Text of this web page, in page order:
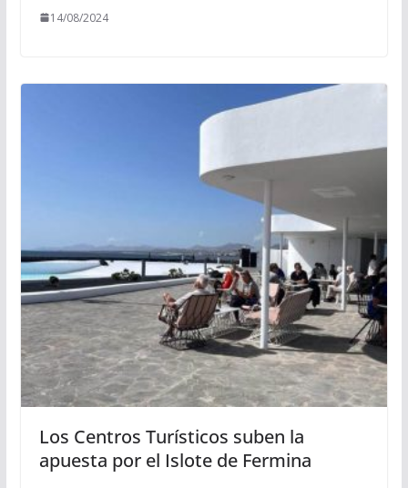
14/08/2024
Los Centros Turísticos suben la
apuesta por el Islote de Fermina